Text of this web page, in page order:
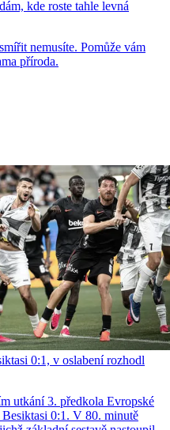
kde roste tahle levná
nemusíte. Pomůže vám
příroda.
0:1, v oslabení rozhodl
utkání 3. předkola Evropské
0:1. V 80. minutě